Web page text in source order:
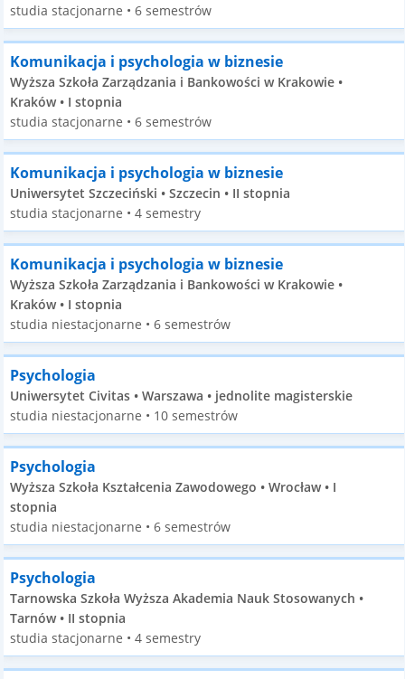
studia stacjonarne • 6 semestrów
Komunikacja i psychologia w biznesie
Wyższa Szkoła Zarządzania i Bankowości w Krakowie •
Kraków • I stopnia
studia stacjonarne • 6 semestrów
Komunikacja i psychologia w biznesie
Uniwersytet Szczeciński • Szczecin • II stopnia
studia stacjonarne • 4 semestry
Komunikacja i psychologia w biznesie
Wyższa Szkoła Zarządzania i Bankowości w Krakowie •
Kraków • I stopnia
studia niestacjonarne • 6 semestrów
Psychologia
Uniwersytet Civitas • Warszawa • jednolite magisterskie
studia niestacjonarne • 10 semestrów
Psychologia
Wyższa Szkoła Kształcenia Zawodowego • Wrocław • I
stopnia
studia niestacjonarne • 6 semestrów
Psychologia
Tarnowska Szkoła Wyższa Akademia Nauk Stosowanych •
Tarnów • II stopnia
studia stacjonarne • 4 semestry